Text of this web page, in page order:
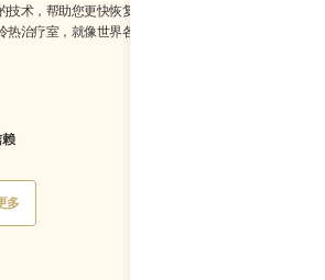
术，帮助您更快恢复，感觉更好，并在最佳状态下表
治疗室，就像世界各地的精英运动员使用的一样。
Button
多
多